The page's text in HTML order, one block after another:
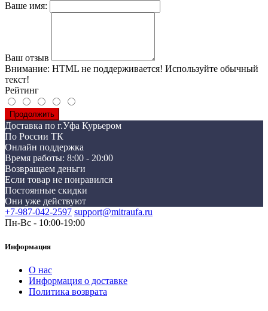
Ваше имя:
Ваш отзыв
Внимание: HTML не поддерживается! Используйте обычный
текст!
Рейтинг
Продолжить
Доставка по г.Уфа Курьером
По России ТК
Онлайн поддержка
Время работы: 8:00 - 20:00
Возвращаем деньги
Если товар не понравился
Постоянные скидки
Они уже действуют
+7-987-042-2597 support@mitraufa.ru
Пн-Вс - 10:00-19:00
Информация
О нас
Информация о доставке
Политика возврата